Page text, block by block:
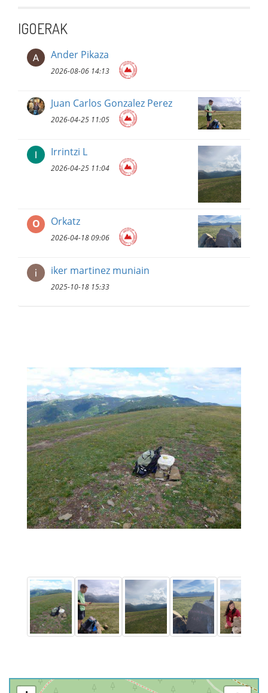
IGOERAK
Ander Pikaza
2026-08-06 14:13
Juan Carlos Gonzalez Perez
2026-04-25 11:05
Irrintzi L
2026-04-25 11:04
O Orkatz
2026-04-18 09:06
iker martinez muniain
2025-10-18 15:33